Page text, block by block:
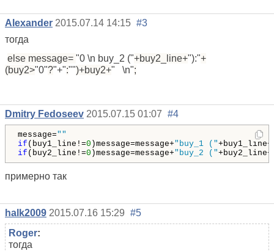
Alexander 2015.07.14 14:15 #3
тогда
else message= "0 \n buy_2 ("+buy2_line+"):"+
(buy2>"0"?"+":"")+buy2+" \n";
Dmitry Fedoseev 2015.07.15 01:07 #4
message=""
if (buy1_line!=0 )message=message+"buy_1 ("+buy1_line+
if (buy2_line!=0 )message=message+"buy_2 ("+buy2_line+
примерно так
halk2009 2015.07.16 15:29 #5
Roger:
тогда